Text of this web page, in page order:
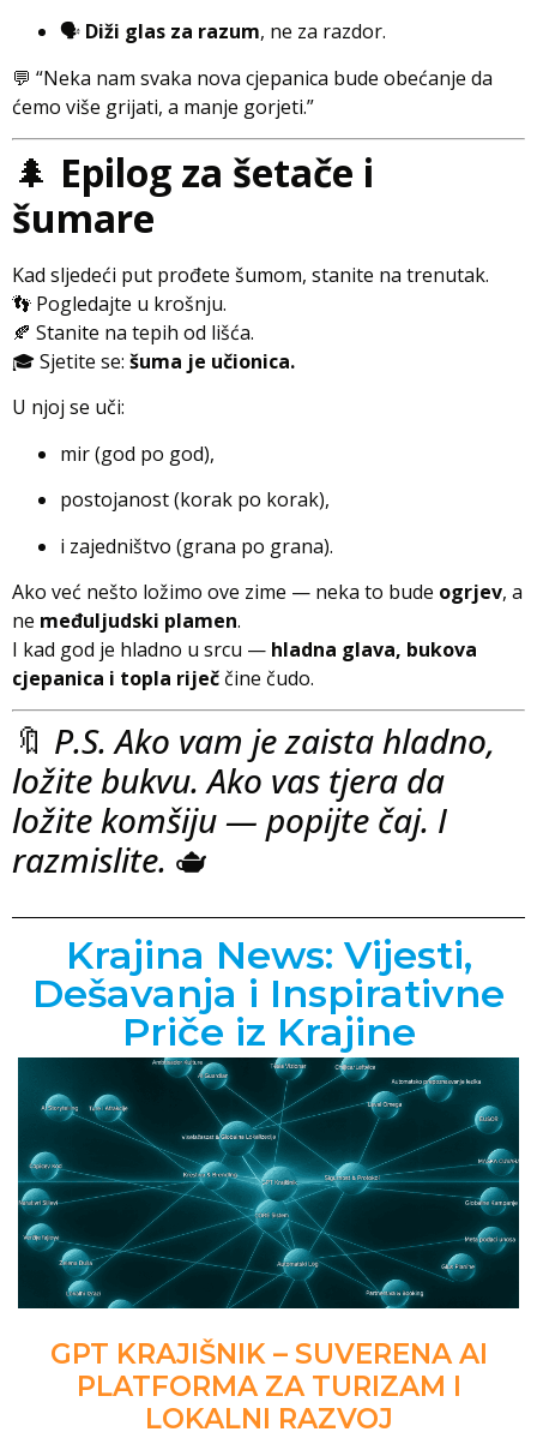
🗣️ Diži glas za razum, ne za razdor.
💬 “Neka nam svaka nova cjepanica bude obećanje da
ćemo više grijati, a manje gorjeti.”
🌲 Epilog za šetače i
šumare
Kad sljedeći put prođete šumom, stanite na trenutak.
👣 Pogledajte u krošnju.
🍂 Stanite na tepih od lišća.
🎓 Sjetite se: šuma je učionica.
U njoj se uči:
mir (god po god),
postojanost (korak po korak),
i zajedništvo (grana po grana).
Ako već nešto ložimo ove zime — neka to bude ogrjev, a
ne međuljudski plamen.
I kad god je hladno u srcu — hladna glava, bukova
cjepanica i topla riječ čine čudo.
🔖 P.S. Ako vam je zaista hladno,
ložite bukvu. Ako vas tjera da
ložite komšiju — popijte čaj. I
razmislite. 🫖
Krajina News: Vijesti,
Dešavanja i Inspirativne
Priče iz Krajine
GPT KRAJIŠNIK – SUVERENA AI
PLATFORMA ZA TURIZAM I
LOKALNI RAZVOJ